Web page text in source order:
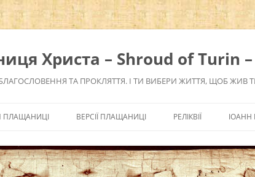
Христа – Shroud of Turin
ТА ПРОКЛЯТТЯ. І ТИ ВИБЕРИ ЖИТТЯ, ЩОБ ЖИВ
ПЛАЩАНИЦІ ВЕРСІЇ ПЛАЩАНИЦІ РЕЛІКВІЇ ІОАНН